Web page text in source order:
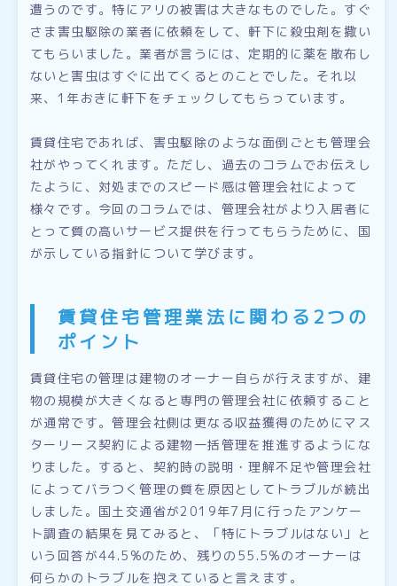
遭うのです。特にアリの被害は大きなものでした。すぐ
さま害虫駆除の業者に依頼をして、軒下に殺虫剤を撒い
てもらいました。業者が言うには、定期的に薬を散布し
ないと害虫はすぐに出てくるとのことでした。それ以
来、1年おきに軒下をチェックしてもらっています。
賃貸住宅であれば、害虫駆除のような面倒ごとも管理会
社がやってくれます。ただし、過去のコラムでお伝えし
たように、対処までのスピード感は管理会社によって
様々です。今回のコラムでは、管理会社がより入居者に
とって質の高いサービス提供を行ってもらうために、国
が示している指針について学びます。
賃貸住宅管理業法に関わる2つの
ポイント
賃貸住宅の管理は建物のオーナー自らが行えますが、建
物の規模が大きくなると専門の管理会社に依頼すること
が通常です。管理会社側は更なる収益獲得のためにマス
ターリース契約による建物一括管理を推進するようにな
りました。すると、契約時の説明・理解不足や管理会社
によってバラつく管理の質を原因としてトラブルが続出
しました。国土交通省が2019年7月に行ったアンケー
ト調査の結果を見てみると、「特にトラブルはない」と
いう回答が44.5%のため、残りの55.5%のオーナーは
何らかのトラブルを抱えていると言えます。